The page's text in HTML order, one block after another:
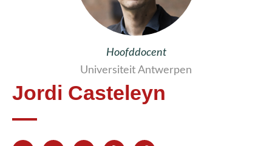
Hoofddocent
Universiteit Antwerpen
Jordi Casteleyn